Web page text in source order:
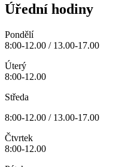
Úřední hodiny
Pondělí
8:00-12.00 / 13.00-17.00
Úterý
8:00-12.00
Středa
8:00-12.00 / 13.00-17.00
Čtvrtek
8:00-12.00